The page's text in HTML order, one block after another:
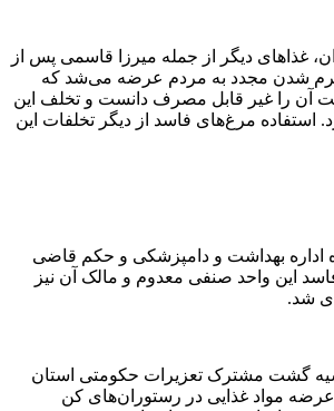
غذاهای دیگر از جمله میرزا قاسمی پس از
شدن مجدد به مردم عرضه می‌شد که
آن را غیر قابل مصرف دانست و تخلف این
استفاده مرغ‌های فاسد از دیگر تخلفات این
اداره بهداشت و دامپزشکی و حکم قاضی
این واحد صنفی معدوم و مالک آن نیز
شد.
گشت مشترک تعزیرات حکومتی استان
مواد غذایی در رستوران‌های کن